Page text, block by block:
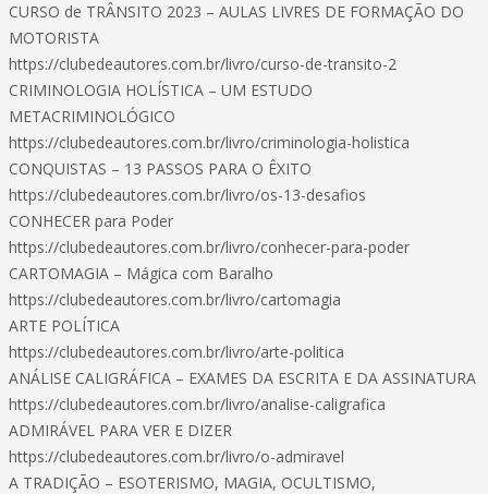
CURSO de TRÂNSITO 2023 – AULAS LIVRES DE FORMAÇÃO DO
MOTORISTA
https://clubedeautores.com.br/livro/curso-de-transito-2
CRIMINOLOGIA HOLÍSTICA – UM ESTUDO
METACRIMINOLÓGICO
https://clubedeautores.com.br/livro/criminologia-holistica
CONQUISTAS – 13 PASSOS PARA O ÊXITO
https://clubedeautores.com.br/livro/os-13-desafios
CONHECER para Poder
https://clubedeautores.com.br/livro/conhecer-para-poder
CARTOMAGIA – Mágica com Baralho
https://clubedeautores.com.br/livro/cartomagia
ARTE POLÍTICA
https://clubedeautores.com.br/livro/arte-politica
ANÁLISE CALIGRÁFICA – EXAMES DA ESCRITA E DA ASSINATURA
https://clubedeautores.com.br/livro/analise-caligrafica
ADMIRÁVEL PARA VER E DIZER
https://clubedeautores.com.br/livro/o-admiravel
A TRADIÇÃO – ESOTERISMO, MAGIA, OCULTISMO,